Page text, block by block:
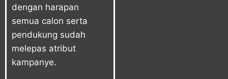
dengan harapan
semua calon serta
pendukung sudah
melepas atribut
kampanye.